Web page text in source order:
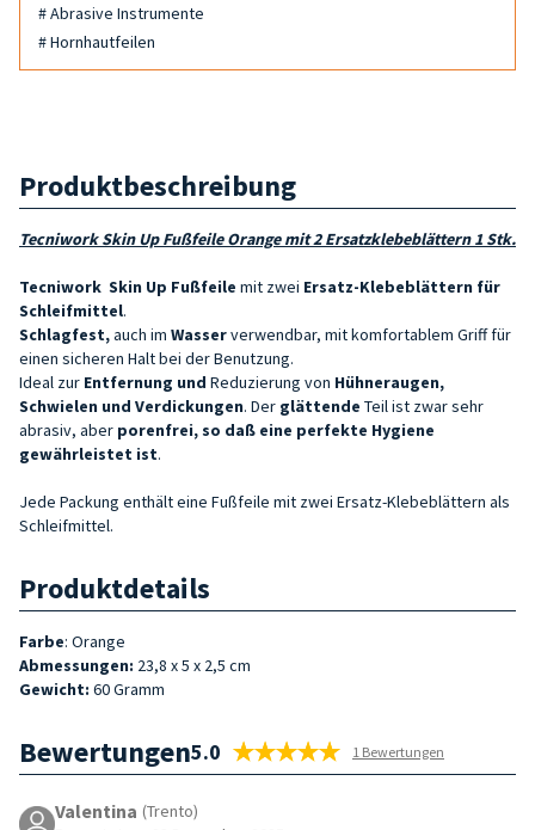
# Abrasive Instrumente
# Hornhautfeilen
Produktbeschreibung
Tecniwork Skin UpFußfeileOrange mit 2 Ersatzklebeblättern 1 Stk.
Tecniwork Skin Up Fußfeile mit zwei Ersatz-Klebeblättern für
Schleifmittel.
Schlagfest,auch im Wasserverwendbar, mit komfortablem Griff für
einen sicheren Halt bei der Benutzung.
Ideal zur Entfernung und Reduzierung von Hühneraugen,
Schwielen und Verdickungen. Der glättende Teil ist zwar sehr
abrasiv, aber porenfrei, so daß eine perfekte Hygiene
gewährleistet ist.
Jede Packung enthält eine Fußfeile mit zwei Ersatz-Klebeblättern als
Schleifmittel.
Produktdetails
Farbe: Orange
Abmessungen: 23,8 x 5 x 2,5 cm
Gewicht: 60 Gramm
Bewertungen5.0 1 Bewertungen
Valentina (Trento)